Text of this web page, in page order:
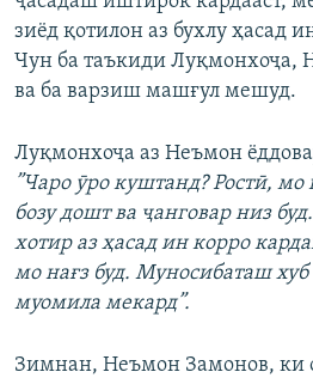
зиёд қотилон аз бухлу ҳасад
Чун ба таъкиди Луқмонхоҷа,
ва ба варзиш машғул мешуд.
Луқмонхоҷа аз Неъмон
”Чаро ӯро куштанд? Ростӣ,
бозу дошт ва ҷанговар низ
хотир аз ҳасад ин корро
мо нағз буд. Муносибаташ хуб
муомила мекард”.
Зимнан, Неъмон Замонов, ки